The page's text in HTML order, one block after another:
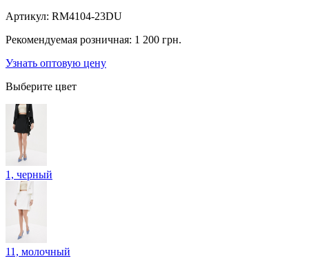
Артикул: RM4104-23DU
Рекомендуемая розничная: 1 200 грн.
Узнать оптовую цену
Выберите цвет
1, черный
11, молочный